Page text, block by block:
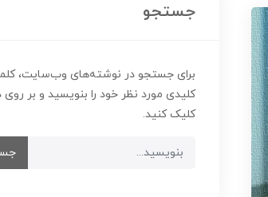
جستجو
برای جستجو در نوشته‌های وب‌سایت،
کلیدی مورد نظر خود را بنویسید و بر روی
کلیک کنید.